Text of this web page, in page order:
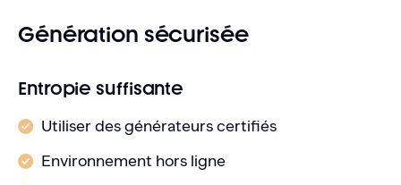
Génération sécurisée
Entropie suffisante
Utiliser des générateurs certifiés
Environnement hors ligne